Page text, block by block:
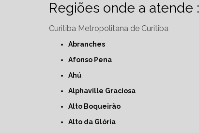
Regiões onde a atende :
Curitiba Metropolitana de Curitiba
Abranches
Afonso Pena
Ahú
Alphaville Graciosa
Alto Boqueirão
Alto da Glória